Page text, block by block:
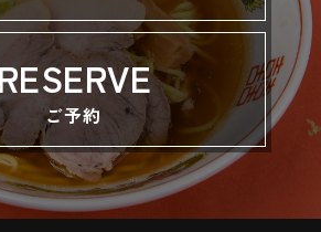
RESERVE
ご予約